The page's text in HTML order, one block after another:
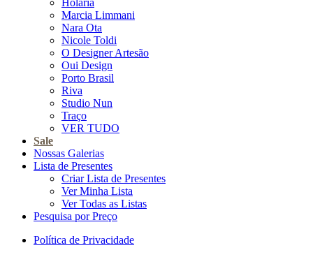
Holaria
Marcia Limmani
Nara Ota
Nicole Toldi
O Designer Artesão
Oui Design
Porto Brasil
Riva
Studio Nun
Traço
VER TUDO
Sale
Nossas Galerias
Lista de Presentes
Criar Lista de Presentes
Ver Minha Lista
Ver Todas as Listas
Pesquisa por Preço
Política de Privacidade